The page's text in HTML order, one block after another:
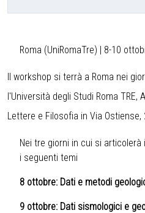
Roma (UniRomaTre) | 8-10
Il workshop si terrà a Roma nei
l'Università degli Studi Roma TRE,
Lettere e Filosofia in Via Ostiense,
Nei tre giorni in cui si
i seguenti temi
8 ottobre: Dati e metodi
9 ottobre: Dati sismologici e